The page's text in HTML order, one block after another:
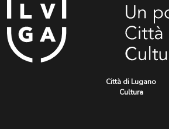
Città di Lugano
Cultura